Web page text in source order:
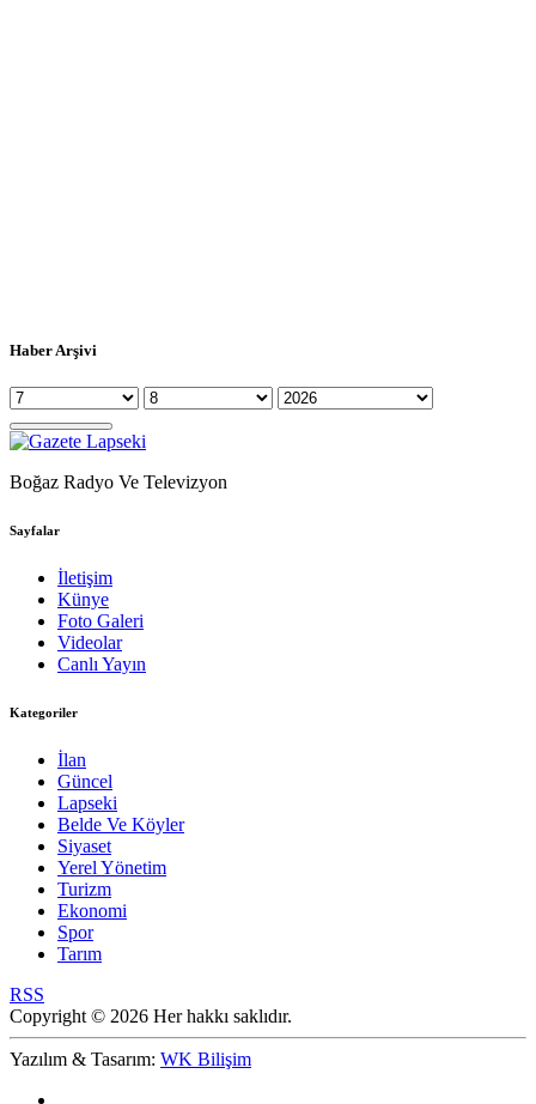
Haber Arşivi
Boğaz Radyo Ve Televizyon
Sayfalar
İletişim
Künye
Foto Galeri
Videolar
Canlı Yayın
Kategoriler
İlan
Güncel
Lapseki
Belde Ve Köyler
Siyaset
Yerel Yönetim
Turizm
Ekonomi
Spor
Tarım
RSS
Copyright © 2026 Her hakkı saklıdır.
Yazılım & Tasarım: WK Bilişim